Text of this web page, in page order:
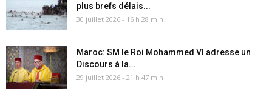
plus brefs délais...
30 juillet 2026 - 16 h 28 min
Maroc: SM le Roi Mohammed VI adresse un
Discours à la...
29 juillet 2026 - 21 h 47 min